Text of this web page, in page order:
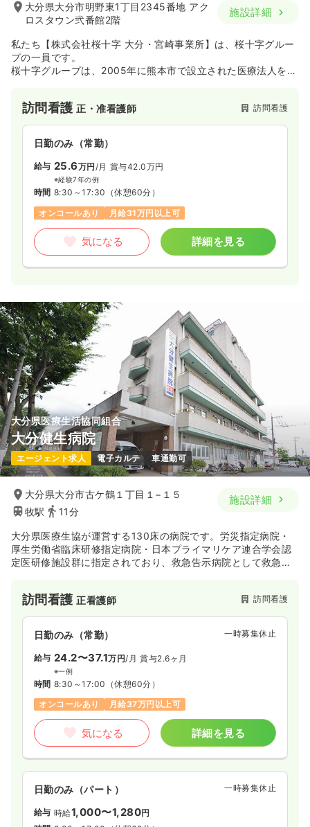
大分県大分市明野東1丁目2345番地 アク
ロスタウン弐番館2階
施設詳細
私たち【株式会社桜十字 大分・宮崎事業所】は、桜十字グルー
プの一員です。
桜十字グループは、2005年に熊本市で設立された医療法人を中
業などを展開し、「人生100年時代の生きるを満たす」を理念
に、身体の健康だけでなく心や生活の質の向上を目指していま
熊本を拠点に全国にも事業を広げ、地域医療の発展やスポー
ツ・文化活動にも積極的に関わるなど、医療を超えた“地域共創
型”のヘルスケアグループとして成長中のグループです！
訪問看護正・准看護師 訪問看護
日勤のみ（常勤）
給与 25.6万円/月 賞与42.0万円
※経験7年の例
時間 8:30～17:30 （休憩60分）
オンコールあり
月給31万円以上可
気になる 詳細を見る
大分県医療生活協同組合
大分健生病院
エージェント求人 電子カルテ 車通勤可
大分県大分市古ケ鶴１丁目１−１５
牧駅
11分
施設詳細
大分県医療生協が運営する130床の病院です。労災指定病院・
厚生労働省臨床研修指定病院・日本プライマリケア連合学会認
定医研修施設群に指定されており、救急告示病院として救急患
らゆる分野の学生に対して奨学金制度や実習の受け入れも行っ
ており、次世代の地域医療を担う人材への教育にも力を入れて
います。2015年5月に新病棟が完成し電子カルテを導入するな
ど、最新の設備・きれいな病棟で地域医療に貢献しています。
訪問看護正看護師 訪問看護
日勤のみ（常勤） 一時募集休止
給与 24.2〜37.1万円/月 賞与2.6ヶ月
※一例
時間 8:30～17:00 （休憩60分）
オンコールあり
月給37万円以上可
気になる 詳細を見る
日勤のみ（パート） 一時募集休止
給与 時給1,000〜1,280円